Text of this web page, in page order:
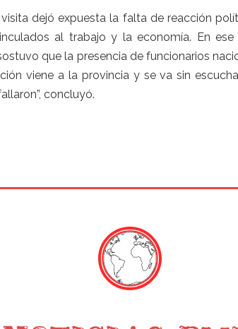
visita dejó expuesta la falta de reacción
al trabajo y la economía. En
que la presencia de funcionarios
viene a la provincia y se va sin
concluyó.